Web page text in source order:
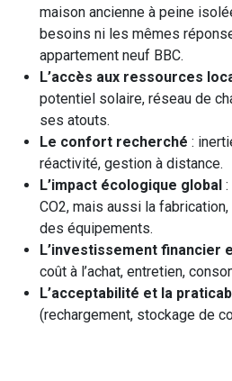
maison ancienne à peine
besoins ni les mêmes
appartement neuf BBC.
L’accès aux ressources
potentiel solaire, réseau de
ses atouts.
Le confort recherché :
réactivité, gestion à distance.
L’impact écologique global
CO2, mais aussi la
des équipements.
L’investissement financier
coût à l’achat, entretien,
L’acceptabilité et la
(rechargement, stockage de